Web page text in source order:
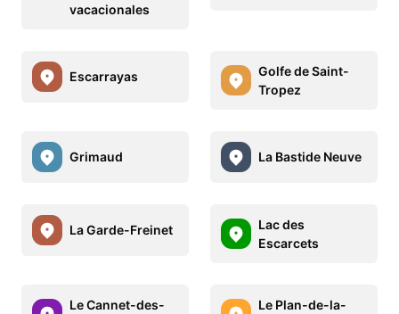
vacacionales
Escarrayas
Golfe de Saint-
Tropez
Grimaud La Bastide Neuve
La Garde-Freinet
Lac des
Escarcets
Le Cannet-des-
Le Plan-de-la-